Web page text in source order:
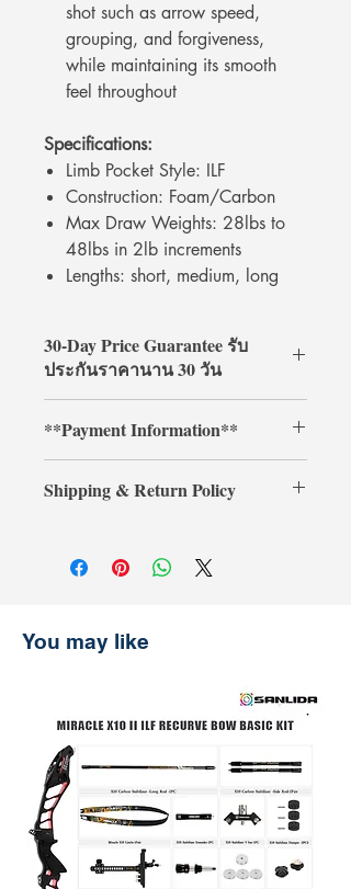
shot such as arrow speed,
grouping, and forgiveness,
while maintaining its smooth
feel throughout
Specifications:
Limb Pocket Style: ILF
Construction: Foam/Carbon
Max Draw Weights: 28lbs to
48lbs in 2lb increments
Lengths: short, medium, long
30-Day Price Guarantee รับ
ประกันราคานาน 30 วัน
ArcheryShopThai! If you find a lower
price on our website within 30 days of
your purchase, simply present your
payment receipt, and we'll refund the
รับประกันราคานาน 30 วัน
ของเราภายใน 30 วันหลังจากการซื้อ
**Payment Information**
additional 3% processing fee.**
Shipping & Return Policy
การจัดส่งและการคืนสินค้า
You may like